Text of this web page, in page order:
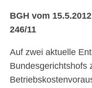
BGH vom
246/11
Auf zwei aktuelle
Bundesgerichtshofs